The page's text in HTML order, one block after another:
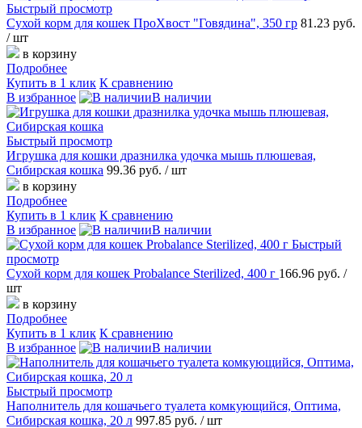
Быстрый просмотр
Сухой корм для кошек ПроХвост "Говядина", 350 гр 81.23 руб.
/ шт
в корзину
Подробнее
Купить в 1 клик К сравнению
В избранное
В наличии
Быстрый просмотр
Игрушка для кошки дразнилка удочка мышь плюшевая,
Сибирская кошка 99.36 руб. / шт
в корзину
Подробнее
Купить в 1 клик К сравнению
В избранное
В наличии
Быстрый
просмотр
Сухой корм для кошек Probalance Sterilized, 400 г 166.96 руб. /
шт
в корзину
Подробнее
Купить в 1 клик К сравнению
В избранное
В наличии
Быстрый просмотр
Наполнитель для кошачьего туалета комкующийся, Оптима,
Сибирская кошка, 20 л 997.85 руб. / шт